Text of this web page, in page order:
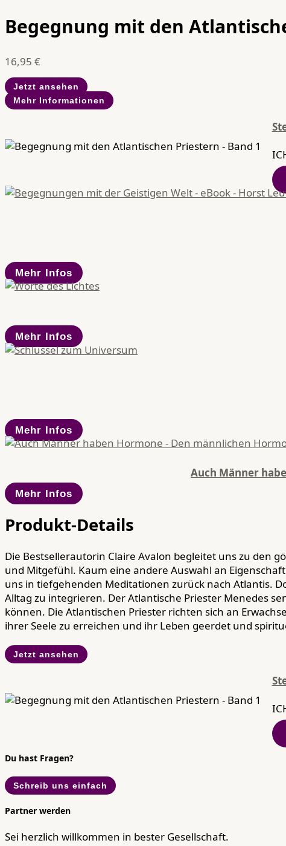
Begegnung mit den
16,95 €
Jetzt ansehen
Mehr Informationen
Mehr Infos
Mehr Infos
Mehr Infos
Auch Männer
Mehr Infos
Produkt-Details
Die Bestsellerautorin Claire Avalon begleitet uns zu den
und Mitgefühl. Kaum eine andere Auswahl an
uns in tiefgehenden Meditationen zurück nach Atlantis.
Alltag zu integrieren. Der Atlantische Priester Menedes
können. Die Atlantischen Priester richten sich an
ihrer Seele zu erreichen und ihr Leben geerdet und
Jetzt ansehen
Du hast Fragen?
Schreib uns einfach
Partner werden
Sei herzlich willkommen in bester Gesellschaft.